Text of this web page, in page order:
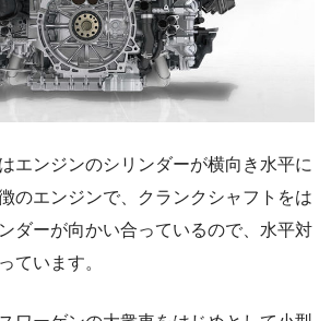
エンジンのシリンダーが横向き水平に
のエンジンで、クランクシャフトをは
ダーが向かい合っているので、水平対
ています。